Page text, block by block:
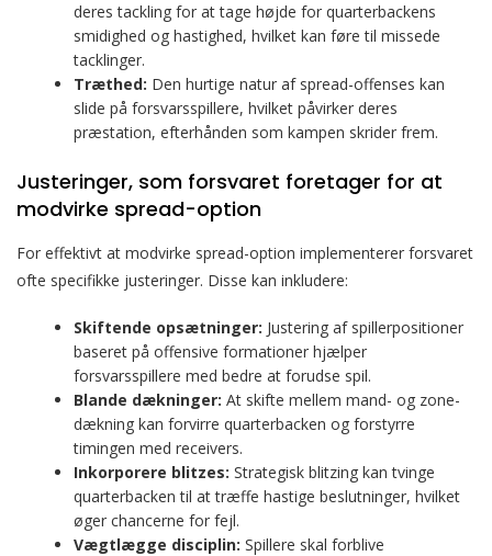
deres tackling for at tage højde for quarterbackens
smidighed og hastighed, hvilket kan føre til missede
tacklinger.
Træthed: Den hurtige natur af spread-offenses kan
slide på forsvarsspillere, hvilket påvirker deres
præstation, efterhånden som kampen skrider frem.
Justeringer, som forsvaret foretager for at
modvirke spread-option
For effektivt at modvirke spread-option implementerer forsvaret
ofte specifikke justeringer. Disse kan inkludere:
Skiftende opsætninger: Justering af spillerpositioner
baseret på offensive formationer hjælper
forsvarsspillere med bedre at forudse spil.
Blande dækninger: At skifte mellem mand- og zone-
dækning kan forvirre quarterbacken og forstyrre
timingen med receivers.
Inkorporere blitzes: Strategisk blitzing kan tvinge
quarterbacken til at træffe hastige beslutninger, hvilket
øger chancerne for fejl.
Vægtlægge disciplin: Spillere skal forblive